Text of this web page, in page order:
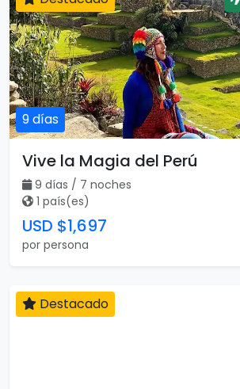
9 días
Vive la Magia del Perú
9 días / 7 noches
1 país(es)
USD $1,697
por persona
Destacado